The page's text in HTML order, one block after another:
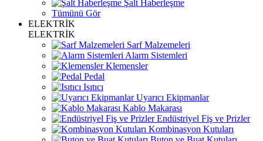
Şalt Haberleşme
Tümünü Gör
ELEKTRİK
ELEKTRİK
Sarf Malzemeleri
Alarm Sistemleri
Klemensler
Pedal
Isıtıcı
Uyarıcı Ekipmanlar
Kablo Makarası
Endüstriyel Fiş ve Prizler
Kombinasyon Kutuları